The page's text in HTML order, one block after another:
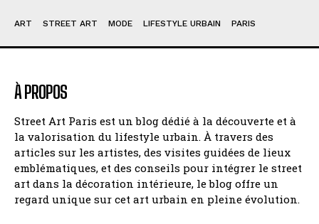
ART STREET ART MODE LIFESTYLE URBAIN PARIS
À PROPOS
Street Art Paris est un blog dédié à la découverte et à
la valorisation du lifestyle urbain. À travers des
articles sur les artistes, des visites guidées de lieux
emblématiques, et des conseils pour intégrer le street
art dans la décoration intérieure, le blog offre un
regard unique sur cet art urbain en pleine évolution.